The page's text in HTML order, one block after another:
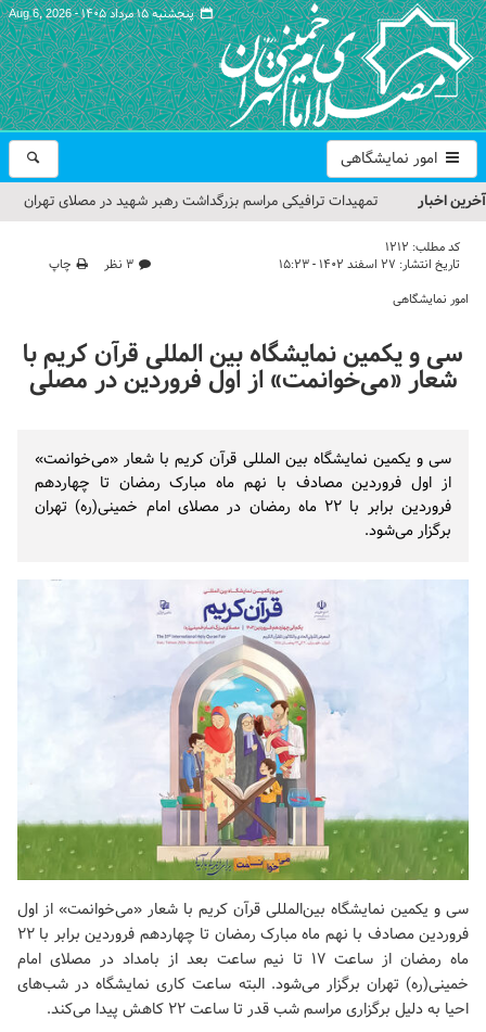
پنجشنبه ۱۵ مرداد ۱۴۰۵ - Aug 6, 2026
امور نمایشگاهی
آخرین اخبار
تمهیدات ترافیکی مراسم بزرگداشت رهبر شهید در مصلای تهران
حجت‌الاسلام حاج علی‌اکبری؛ خطیب این هفته نماز جمعه تهران
معظم انقلاب
گزارش تصویری| مراسم نماز بر پیکر امام شهید انقلاب اسلامی ایران
کد مطلب: 1212
تاریخ انتشار: ۲۷ اسفند ۱۴۰۲ - ۱۵:۲۳ ۳ نظر
چاپ
امور نمایشگاهی
سی و یکمین نمایشگاه بین المللی قرآن کریم با
شعار «می‌خوانمت» از اول فروردین در مصلی
سی و یکمین نمایشگاه بین المللی قرآن کریم با شعار «می‌خوانمت»
از اول فروردین مصادف با نهم ماه مبارک رمضان تا چهاردهم
فروردین برابر با ۲۲ ماه رمضان در مصلای امام خمینی(ره) تهران
برگزار می‌شود.
سی و یکمین نمایشگاه بین‌المللی قرآن کریم با شعار «می‌خوانمت» از اول
فروردین مصادف با نهم ماه مبارک رمضان تا چهاردهم فروردین برابر با ۲۲
ماه رمضان از ساعت ۱۷ تا نیم ساعت بعد از بامداد در مصلای امام
خمینی(ره) تهران برگزار می‌شود. البته ساعت کاری نمایشگاه در شب‌های
احیا به دلیل برگزاری مراسم شب قدر تا ساعت ۲۲ کاهش پیدا می‌کند.